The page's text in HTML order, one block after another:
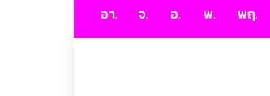
อา. จ. อ. พ. พฤ.